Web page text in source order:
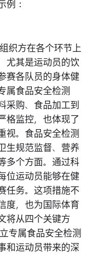
例：
织方在各个环节上
尤其是运动员的饮
赛各队员的身体健
属食品安全检测
采购、食品加工到
格监控，也体现了
视。食品安全检测
生规范监督、营养
多个方面。通过科
位运动员能够在健
任务。这项措施不
度，也为国际体育
将从四个关键方
专属食品安全检测
和运动员带来的深